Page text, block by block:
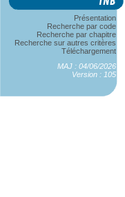
Présentation
Recherche par code
Recherche par chapitre
Recherche sur autres critères
Téléchargement
MAJ : 04/06/2026
Version : 105